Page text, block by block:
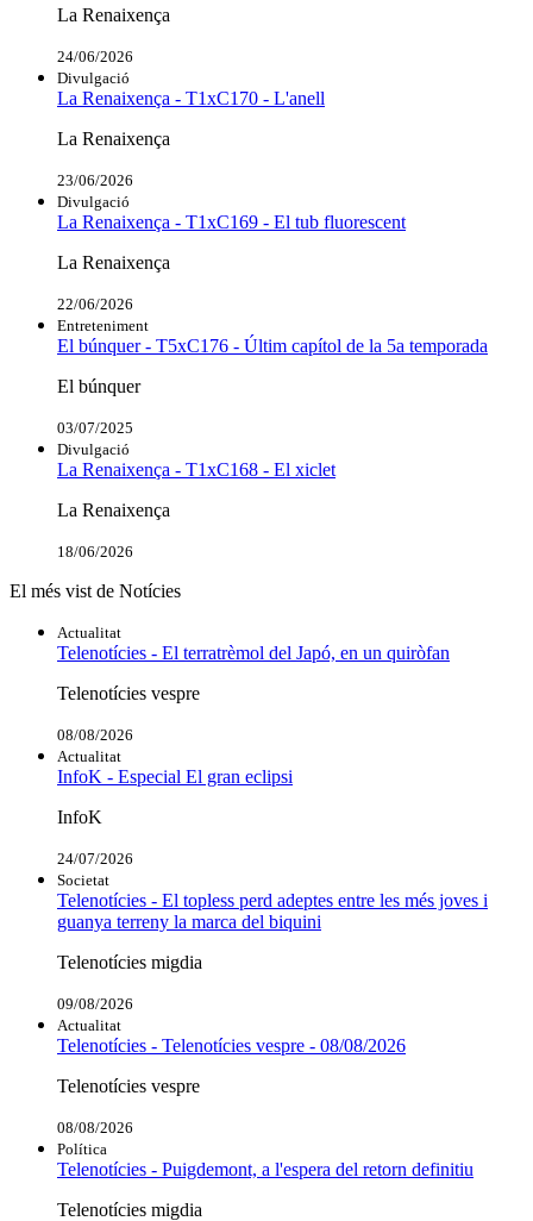
La Renaixença
24/06/2026
Divulgació
La Renaixença - T1xC170 - L'anell
La Renaixença
23/06/2026
Divulgació
La Renaixença - T1xC169 - El tub fluorescent
La Renaixença
22/06/2026
Entreteniment
El búnquer - T5xC176 - Últim capítol de la 5a temporada
El búnquer
03/07/2025
Divulgació
La Renaixença - T1xC168 - El xiclet
La Renaixença
18/06/2026
El més vist de Notícies
Actualitat
Telenotícies - El terratrèmol del Japó, en un quiròfan
Telenotícies vespre
08/08/2026
Actualitat
InfoK - Especial El gran eclipsi
InfoK
24/07/2026
Societat
Telenotícies - El topless perd adeptes entre les més joves i
guanya terreny la marca del biquini
Telenotícies migdia
09/08/2026
Actualitat
Telenotícies - Telenotícies vespre - 08/08/2026
Telenotícies vespre
08/08/2026
Política
Telenotícies - Puigdemont, a l'espera del retorn definitiu
Telenotícies migdia